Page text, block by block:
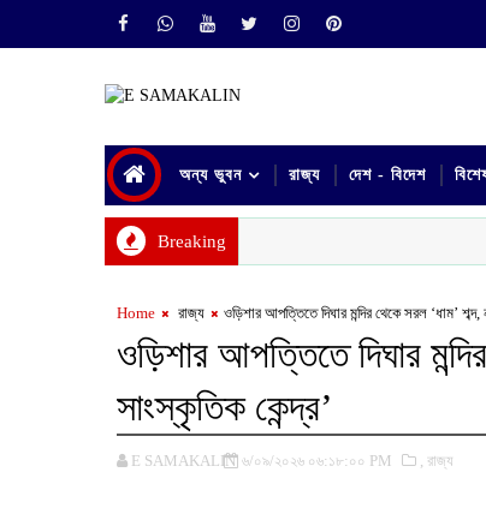
অন্য ভুবন রাজ্য দেশ - বিদেশ
Breaking
Home ‌ রাজ্য ওড়িশার আপত্তিতে দিঘার মন্দির থেকে সরল ‘ধাম’
ওড়িশার আপত্তিতে দিঘার
সাংস্কৃতিক কেন্দ্র’
E SAMAKALIN ৬/০৯/২০২৬ ০৬:১৮:০০ PM ,‌ রাজ্য